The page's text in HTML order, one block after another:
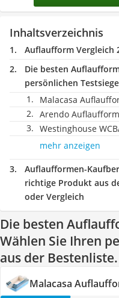
Inhaltsverzeichnis
Auflaufform Vergleich
Die besten
persönlichen
Malacasa
Arendo
Westinghouse
mehr anzeigen
Auflaufformen-
richtige Produkt aus
oder Vergleich
Die besten
Wählen Sie Ihren
aus der Bestenliste.
Malacasa